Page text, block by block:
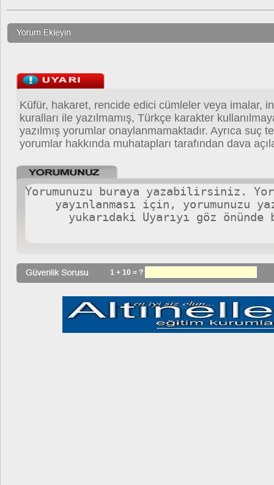
Küfür, hakaret, rencide edici cümleler veya imalar,
kuralları ile yazılmamış, Türkçe karakter
yazılmış yorumlar onaylanmamaktadır. Ayrıca suç
yorumlar hakkında muhatapları tarafından dava
1 + 10 = ?